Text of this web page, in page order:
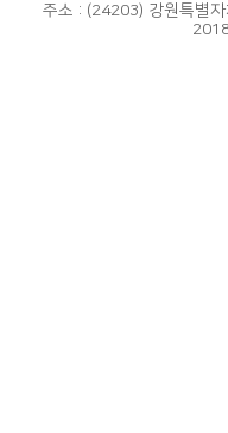
주소 : (24203) 강원특별